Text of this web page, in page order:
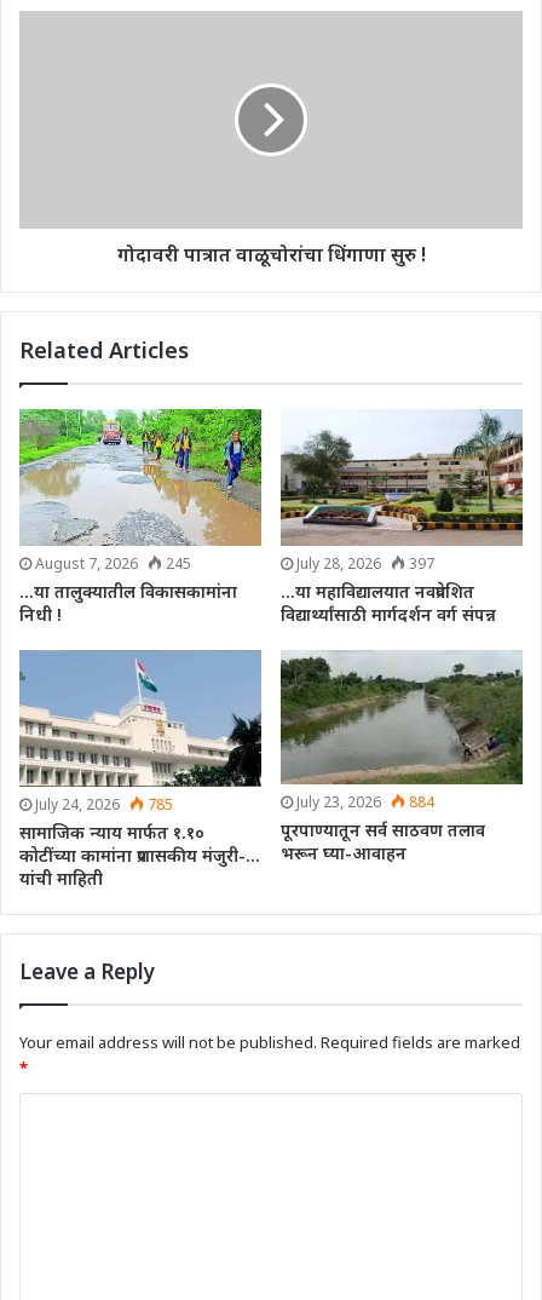
गोदावरी पात्रात वाळूचोरांचा धिंगाणा सुरु !
Related Articles
August 7, 2026 245
…या तालुक्यातील विकासकामांना
निधी !
July 28, 2026 397
…या महाविद्यालयात नवप्रवेशित
विद्यार्थ्यांसाठी मार्गदर्शन वर्ग संपन्न
July 24, 2026 785
सामाजिक न्याय मार्फत १.१०
कोटींच्या कामांना प्रशासकीय मंजुरी-…
यांची माहिती
July 23, 2026 884
पूरपाण्यातून सर्व साठवण तलाव
भरून घ्या-आवाहन
Leave a Reply
Your email address will not be published. Required fields are marked
*